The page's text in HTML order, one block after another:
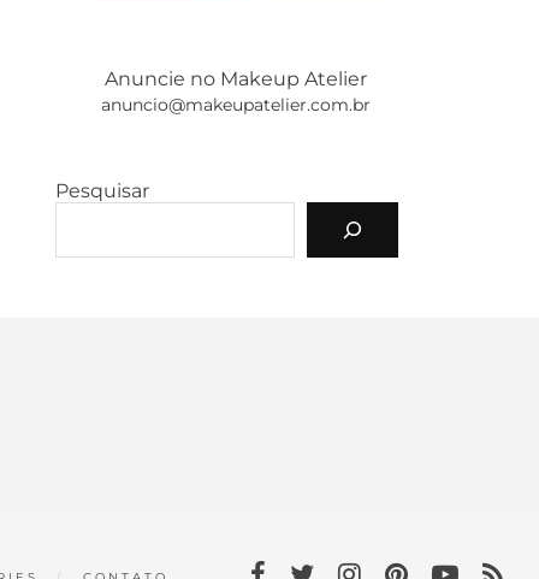
Anuncie no Makeup Atelier
anuncio@makeupatelier.com.br
Pesquisar